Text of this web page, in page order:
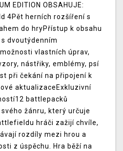
EDITION OBSAHUJE:
4Pět herních rozšíření s
do hryPřístup k obsahu
dvoutýdenním
vlastních úprav,
nástřiky, emblémy, psí
při čekání na připojení k
aktualizaceExkluzivní
battlepacků
žánru, který určuje
hráči zažijí chvíle,
rozdíly mezi hrou a
z úspěchu. Hra běží na